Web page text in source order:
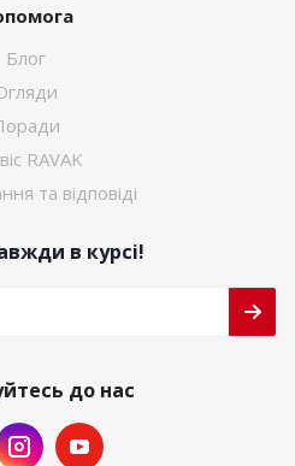
Блог
RAVAK
та відповіді
в курсі!
до нас